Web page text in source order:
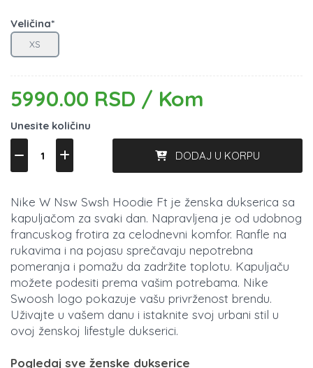
Veličina*
XS
5990.00 RSD / Kom
Unesite količinu
DODAJ U KORPU
Nike W Nsw Swsh Hoodie Ft je ženska dukserica sa
kapuljačom za svaki dan. Napravljena je od udobnog
francuskog frotira za celodnevni komfor. Ranfle na
rukavima i na pojasu sprečavaju nepotrebna
pomeranja i pomažu da zadržite toplotu. Kapuljaču
možete podesiti prema vašim potrebama. Nike
Swoosh logo pokazuje vašu privrženost brendu.
Uživajte u vašem danu i istaknite svoj urbani stil u
ovoj ženskoj lifestyle dukserici.
Pogledaj sve ženske dukserice